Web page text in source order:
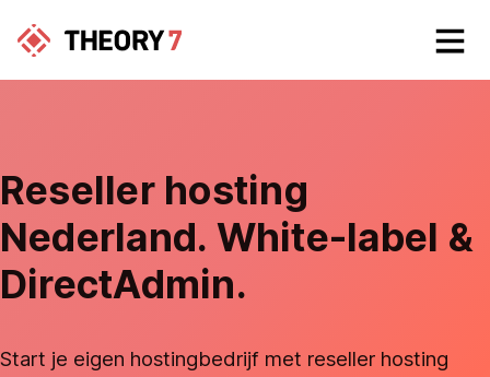
Reseller hosting
Nederland. White-label &
DirectAdmin.
Start je eigen hostingbedrijf met reseller hosting